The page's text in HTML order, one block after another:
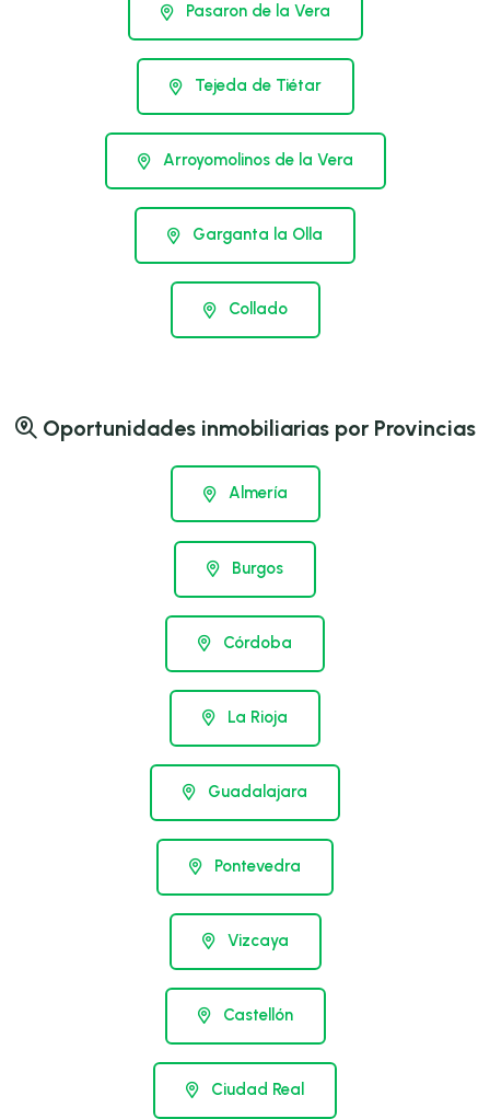
Pasaron de la Vera
Tejeda de Tiétar
Arroyomolinos de la Vera
Garganta la Olla
Collado
Oportunidades inmobiliarias por Provincias
Almería
Burgos
Córdoba
La Rioja
Guadalajara
Pontevedra
Vizcaya
Castellón
Ciudad Real